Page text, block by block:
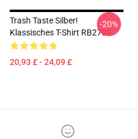
Trash Taste Silber!
Klassisches T-Shirt RB2709
20,93 £ - 24,09 £
-20%